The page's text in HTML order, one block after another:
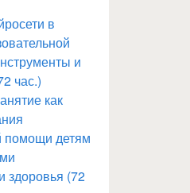
в
и
час.)
как
помощи детям
здоровья (72